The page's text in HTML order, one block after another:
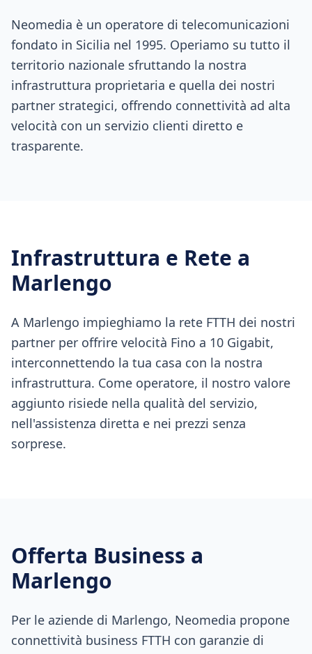
Neomedia è un operatore di telecomunicazioni
fondato in Sicilia nel 1995. Operiamo su tutto il
territorio nazionale sfruttando la nostra
infrastruttura proprietaria e quella dei nostri
partner strategici, offrendo connettività ad alta
velocità con un servizio clienti diretto e
trasparente.
Infrastruttura e Rete a
Marlengo
A Marlengo impieghiamo la rete FTTH dei nostri
partner per offrire velocità Fino a 10 Gigabit,
interconnettendo la tua casa con la nostra
infrastruttura. Come operatore, il nostro valore
aggiunto risiede nella qualità del servizio,
nell'assistenza diretta e nei prezzi senza
sorprese.
Offerta Business a
Marlengo
Per le aziende di Marlengo, Neomedia propone
connettività business FTTH con garanzie di